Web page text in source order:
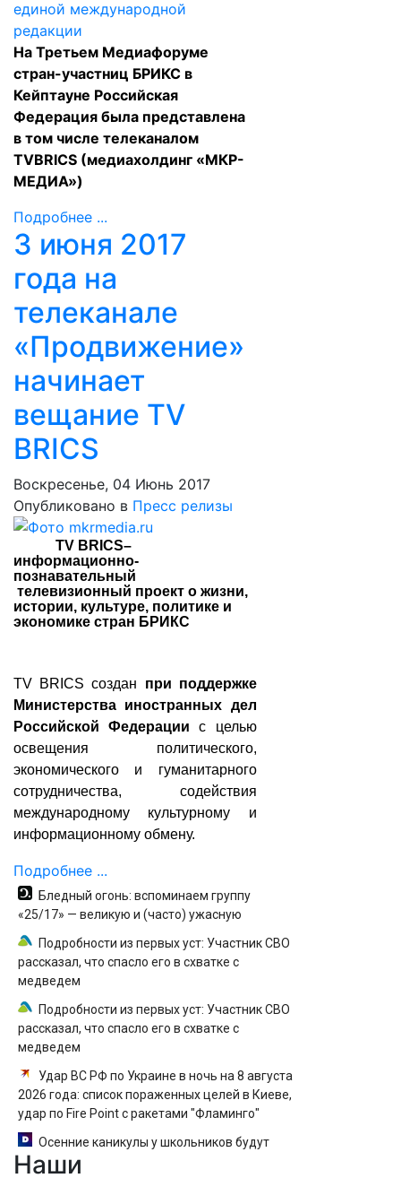
На Третьем Медиафоруме
стран-участниц БРИКС в
Кейптауне Российская
Федерация была представлена
в том числе телеканалом
TVBRICS (медиахолдинг «МКР-
МЕДИА»)
Подробнее ...
3 июня 2017
года на
телеканале
«Продвижение»
начинает
вещание TV
BRICS
Воскресенье, 04 Июнь 2017
Опубликовано в Пресс релизы
TV BRICS–
информационно-
познавательный
телевизионный проект о жизни,
истории, культуре, политике и
экономике стран БРИКС
TV BRICS создан при поддержке
Министерства иностранных дел
Российской Федерациис целью
освещения политического,
экономического и гуманитарного
сотрудничества, содействия
международному культурному и
информационному обмену.
Подробнее ...
Бледный огонь: вспоминаем группу
«25/17» — великую и (часто) ужасную
Подробности из первых уст: Участник СВО
рассказал, что спасло его в схватке с
медведем
Подробности из первых уст: Участник СВО
рассказал, что спасло его в схватке с
медведем
Удар ВС РФ по Украине в ночь на 8 августа
2026 года: список пораженных целей в Киеве,
удар по Fire Point с ракетами "Фламинго"
Осенние каникулы у школьников будут
длиннее зимних
Наши